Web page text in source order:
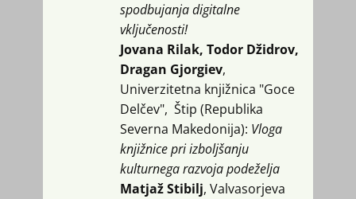
spodbujanja digitalne
vključenosti!
Jovana Rilak, Todor Džidrov,
Dragan Gjorgiev,
Univerzitetna knjižnica "Goce
Delčev", Štip (Republika
Severna Makedonija): Vloga
knjižnice pri izboljšanju
kulturnega razvoja podeželja
Matjaž Stibilj, Valvasorjeva